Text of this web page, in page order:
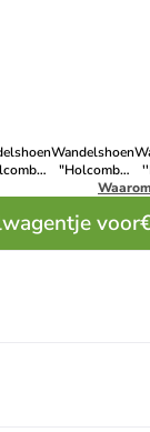
Wandelshoenen
"Holcombe
III" blauw
voor